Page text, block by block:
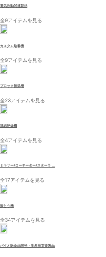
電気泳動関連製品
全9アイテムを見る
カスタム培養機
全9アイテムを見る
ブロック恒温槽
全23アイテムを見る
凍結乾燥機
全4アイテムを見る
ミキサー/ローテーター/スターラ ...
全17アイテムを見る
振とう機
全34アイテムを見る
バイオ医薬品開発・生産用支援製品